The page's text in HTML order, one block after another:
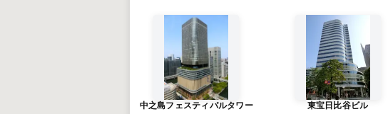
中之島フェスティバルタワー 東宝日比谷ビル